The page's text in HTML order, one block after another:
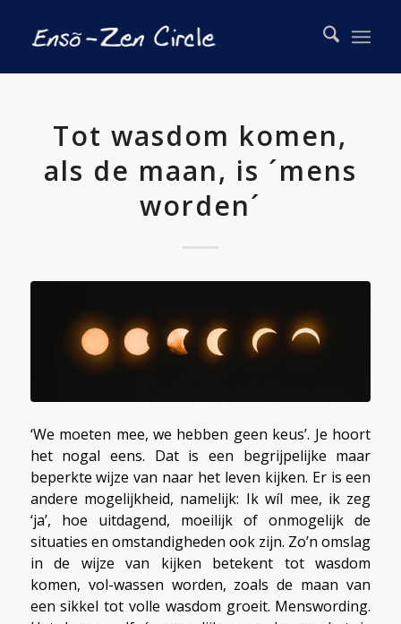
Tot wasdom komen,
als de maan, is ´mens
worden´
‘We moeten mee, we hebben geen keus’. Je hoort
het nogal eens. Dat is een begrijpelijke maar
beperkte wijze van naar het leven kijken. Er is een
andere mogelijkheid, namelijk: Ik wíl mee, ik zeg
‘ja’, hoe uitdagend, moeilijk of onmogelijk de
situaties en omstandigheden ook zijn. Zo’n omslag
in de wijze van kijken betekent tot wasdom
komen, vol-wassen worden, zoals de maan van
een sikkel tot volle wasdom groeit. Menswording.